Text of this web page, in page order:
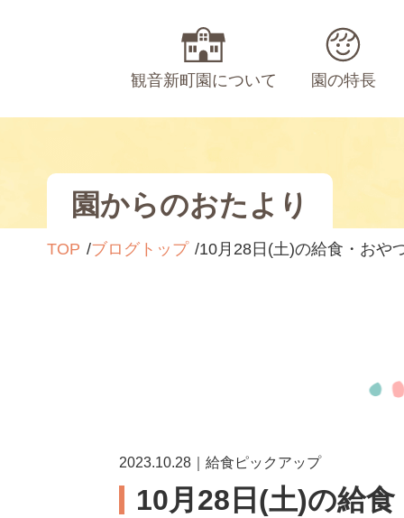
観音新町園について 園の特長
園からのおたより
TOP ブログトップ 10月28日(土)の給食・おや
2023.10.28｜給食ピックアップ
10月28日(土)の給食